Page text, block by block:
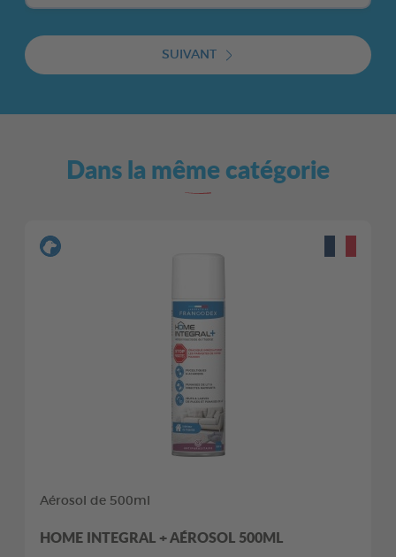
SUIVANT
Dans la même catégorie
Aérosol de 500ml
HOME INTEGRAL + AÉROSOL 500ML